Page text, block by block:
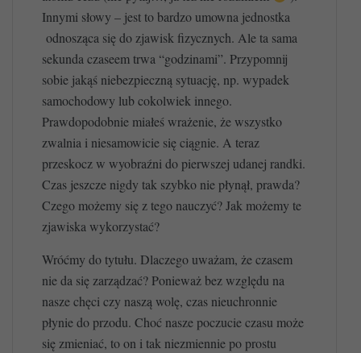
Innymi słowy – jest to bardzo umowna jednostka
odnosząca się do zjawisk fizycznych. Ale ta sama
sekunda czaseem trwa “godzinami”. Przypomnij
sobie jakąś niebezpieczną sytuację, np. wypadek
samochodowy lub cokolwiek innego.
Prawdopodobnie miałeś wrażenie, że wszystko
zwalnia i niesamowicie się ciągnie. A teraz
przeskocz w wyobraźni do pierwszej udanej randki.
Czas jeszcze nigdy tak szybko nie płynął, prawda?
Czego możemy się z tego nauczyć? Jak możemy te
zjawiska wykorzystać?
Wróćmy do tytułu. Dlaczego uważam, że czasem
nie da się zarządzać? Ponieważ bez względu na
nasze chęci czy naszą wolę, czas nieuchronnie
płynie do przodu. Choć nasze poczucie czasu może
się zmieniać, to on i tak niezmiennie po prostu